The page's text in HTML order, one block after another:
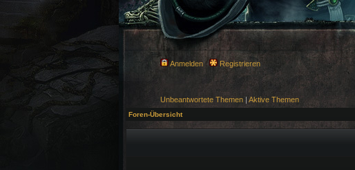
Anmelden Registrieren
Unbeantwortete Themen | Aktive Themen
Foren-Übersicht